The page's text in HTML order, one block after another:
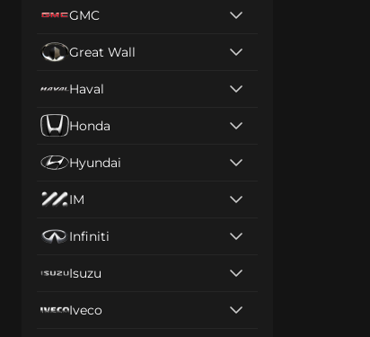
GMC
Great Wall
Haval
Honda
Hyundai
IM
Infiniti
Isuzu
Iveco